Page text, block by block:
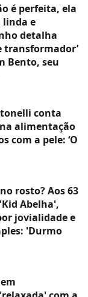
é perfeita, ela
linda e
detalha
transformador’
Bento, seu
conta
alimentação
com a pele: ‘O
rosto? Aos 63
Abelha',
jovialidade e
'Durmo